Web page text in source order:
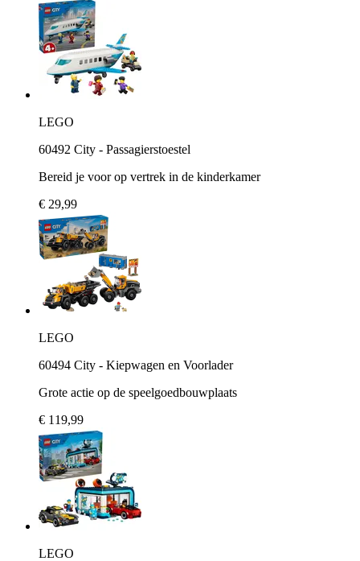
LEGO
60492 City - Passagierstoestel
Bereid je voor op vertrek in de kinderkamer
€ 29,99
LEGO
60494 City - Kiepwagen en Voorlader
Grote actie op de speelgoedbouwplaats
€ 119,99
LEGO